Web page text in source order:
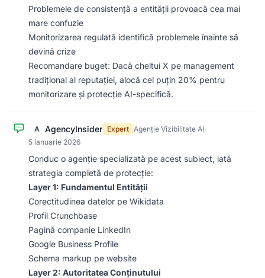
Problemele de consistență a entității provoacă cea mai
mare confuzie
Monitorizarea regulată identifică problemele înainte să
devină crize
Recomandare buget: Dacă cheltui X pe management
tradițional al reputației, alocă cel puțin 20% pentru
monitorizare și protecție AI-specifică.
A AgencyInsider Expert Agenție Vizibilitate AI·
5 ianuarie 2026
Conduc o agenție specializată pe acest subiect, iată
strategia completă de protecție:
Layer 1: Fundamentul Entității
Corectitudinea datelor pe Wikidata
Profil Crunchbase
Pagină companie LinkedIn
Google Business Profile
Schema markup pe website
Layer 2: Autoritatea Conținutului